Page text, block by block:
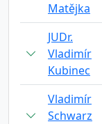
Matějka
JUDr.
Vladimír
Kubinec
Vladimír
Schwarz